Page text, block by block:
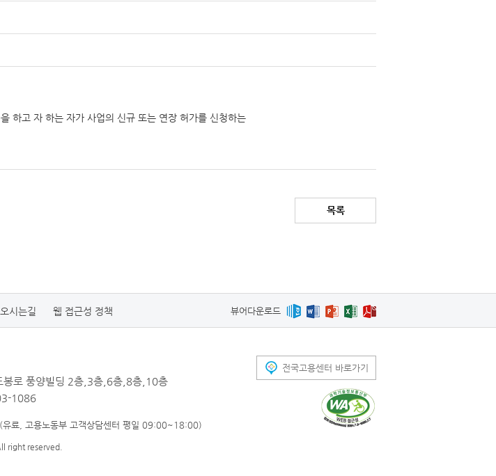
하고 자 하는 자가 사업의 신규 또는 연장 허가를 신청하는
목록
시는길 웹 접근성 정책 뷰어다운로드
로 풍양빌딩 2층,3층,6층,8층,10층
1086
료, 고용노동부 고객상담센터 평일 09:00~18:00)
right reserved.
전국고용센터 바로가기